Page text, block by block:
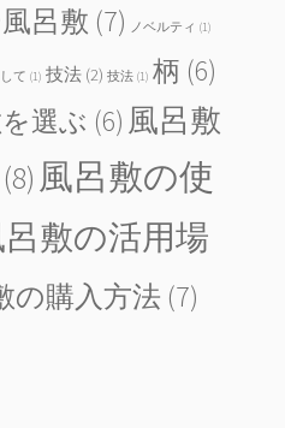
呂敷 (7) ノベルティ (1)
て (1) 技法 (2) 技法 (1) 柄 (6)
選ぶ (6) 風呂敷
(8) 風呂敷の使
呂敷の活用場
の購入方法 (7)